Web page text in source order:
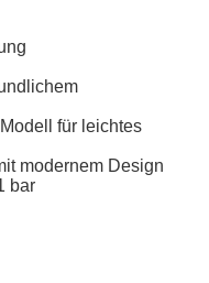
für leichtes
modernem Design
bar